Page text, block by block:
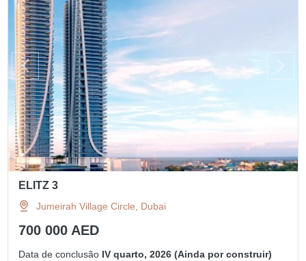
ELITZ 3
Jumeirah Village Circle, Dubai
700 000 AED
Data de conclusão IV quarto, 2026 (Ainda por construir)